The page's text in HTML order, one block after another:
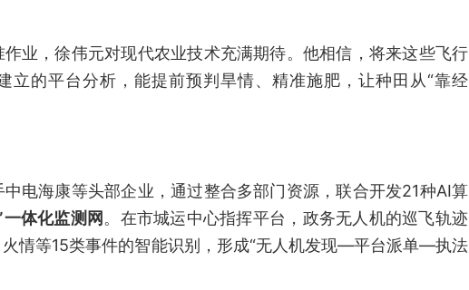
业，徐伟元对现代农业技术充满期待。他相信，将来这些飞行
立的平台分析，能提前预判旱情、精准施肥，让种田从“靠经
电海康等头部企业，通过整合多部门资源，联合开发21种AI算
体化监测网 。在市城运中心指挥平台，政务无人机的巡飞轨迹
情等15类事件的智能识别，形成“无人机发现—平台派单—执法